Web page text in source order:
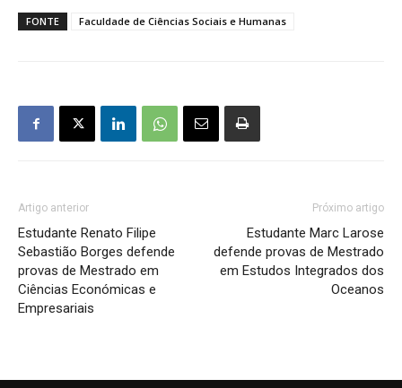
FONTE Faculdade de Ciências Sociais e Humanas
Artigo anterior
Estudante Renato Filipe
Sebastião Borges defende
provas de Mestrado em
Ciências Económicas e
Empresariais
Próximo artigo
Estudante Marc Larose
defende provas de Mestrado
em Estudos Integrados dos
Oceanos